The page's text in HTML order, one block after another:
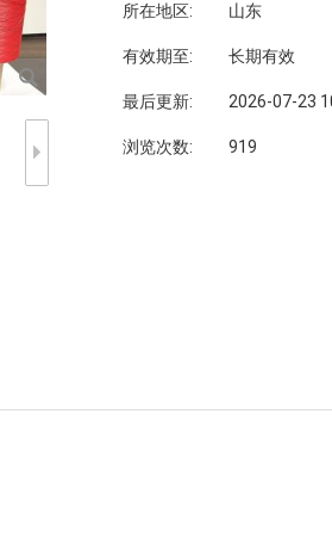
所在地区: 山东
有效期至: 长期有效
最后更新: 2026-07-23
浏览次数: 919